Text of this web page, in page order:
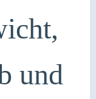
und